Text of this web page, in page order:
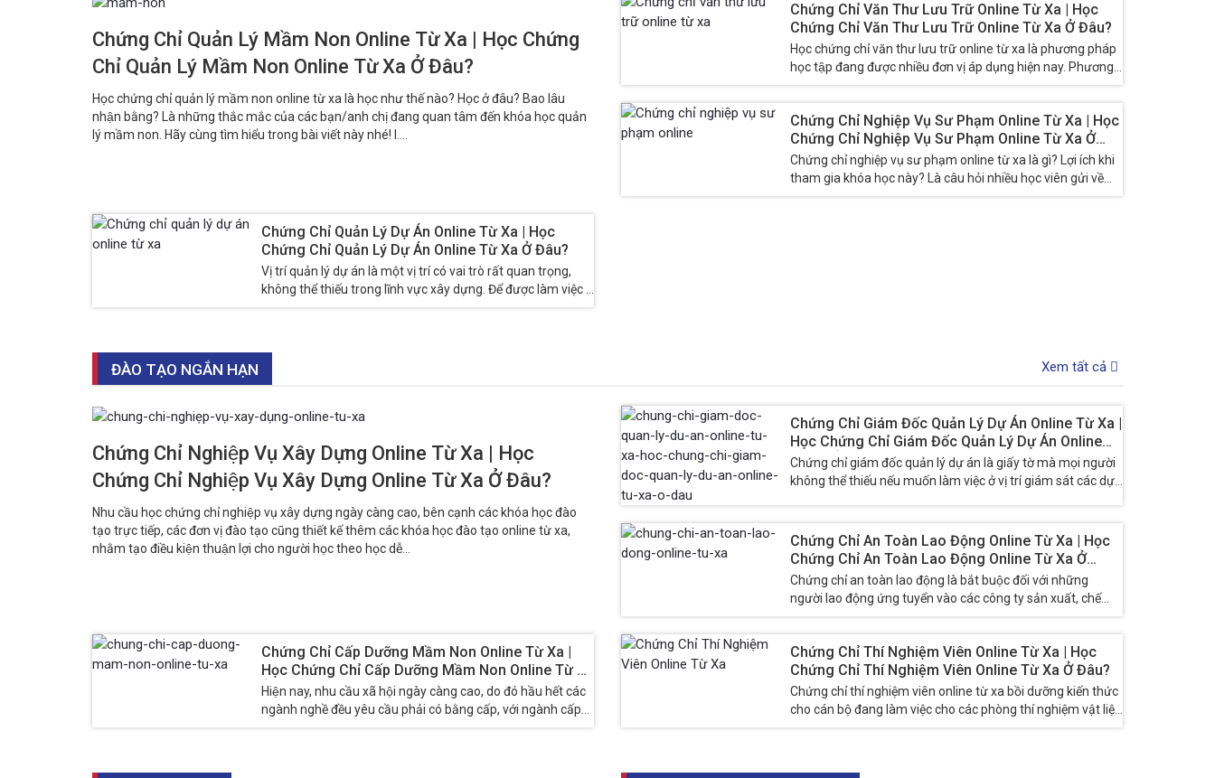
Chứng Chỉ Quản Lý Mầm Non Online Từ Xa | Học Chứng
Chỉ Quản Lý Mầm Non Online Từ Xa Ở Đâu?
Học chứng chỉ quản lý mầm non online từ xa là học như thế nào? Học ở đâu? Bao lâu
nhận bằng? Là những thắc mắc của các bạn/anh chị đang quan tâm đến khóa học quản
lý mầm non. Hãy cùng tìm hiểu trong bài viết này nhé! I....
Chứng Chỉ Văn Thư Lưu Trữ Online Từ Xa | Học
Chứng Chỉ Văn Thư Lưu Trữ Online Từ Xa Ở Đâu?
Học chứng chỉ văn thư lưu trữ online từ xa là phương pháp
học tập đang được nhiều đơn vị áp dụng hiện nay. Phương
pháp này chủ yếu dành cho...
Chứng Chỉ Nghiệp Vụ Sư Phạm Online Từ Xa | Học
Chứng Chỉ Nghiệp Vụ Sư Phạm Online Từ Xa Ở
Đâu?
Chứng chỉ nghiệp vụ sư phạm online từ xa là gì? Lợi ích khi
tham gia khóa học này? Là câu hỏi nhiều học viên gửi về
học viện. Để...
Chứng Chỉ Quản Lý Dự Án Online Từ Xa | Học
Chứng Chỉ Quản Lý Dự Án Online Từ Xa Ở Đâu?
Vị trí quản lý dự án là một vị trí có vai trò rất quan trọng,
không thể thiếu trong lĩnh vực xây dựng. Để được làm việc ở
vị...
ĐÀO TẠO NGẮN HẠN Xem tất cả
Chứng Chỉ Nghiệp Vụ Xây Dựng Online Từ Xa | Học
Chứng Chỉ Nghiệp Vụ Xây Dựng Online Từ Xa Ở Đâu?
Nhu cầu học chứng chỉ nghiệp vụ xây dựng ngày càng cao, bên cạnh các khóa học đào
tạo trực tiếp, các đơn vị đào tạo cũng thiết kế thêm các khóa học đào tạo online từ xa,
nhằm tạo điều kiện thuận lợi cho người học theo học dễ...
Chứng Chỉ Giám Đốc Quản Lý Dự Án Online Từ Xa |
Học Chứng Chỉ Giám Đốc Quản Lý Dự Án Online
Từ Xa Ở Đâu?
Chứng chỉ giám đốc quản lý dự án là giấy tờ mà mọi người
không thể thiếu nếu muốn làm việc ở vị trí giám sát các dự
Chứng Chỉ An Toàn Lao Động Online Từ Xa | Học
Chứng Chỉ An Toàn Lao Động Online Từ Xa Ở
Đâu?
Chứng chỉ an toàn lao động là bắt buộc đối với những
người lao động ứng tuyển vào các công ty sản xuất, chế
biến, xây dựng, vận tải,… Do...
Chứng Chỉ Cấp Dưỡng Mầm Non Online Từ Xa |
Học Chứng Chỉ Cấp Dưỡng Mầm Non Online Từ Xa
Ở Đâu?
Hiện nay, nhu cầu xã hội ngày càng cao, do đó hầu hết các
ngành nghề đều yêu cầu phải có bằng cấp, với ngành cấp
dưỡng mầm non cũng...
Chứng Chỉ Thí Nghiệm Viên Online Từ Xa | Học
Chứng Chỉ Thí Nghiệm Viên Online Từ Xa Ở Đâu?
Chứng chỉ thí nghiệm viên online từ xa bồi dưỡng kiến thức
cho cán bộ đang làm việc cho các phòng thí nghiệm vật liệu
giao thông, cán bộ quản...